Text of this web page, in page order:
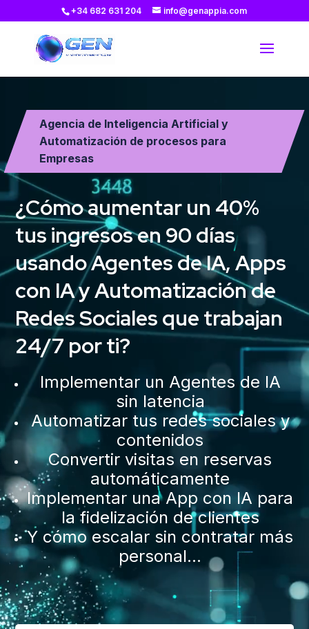
+34 682 631 204 info@genappia.com
vídeo
Agencia de Inteligencia Artificial y
Automatización de procesos para
Empresas
¿Cómo aumentar un 40%
tus ingresos en 90 días
usando Agentes de IA, Apps
con IA y Automatización de
Redes Sociales que trabajan
24/7 por ti?
Implementar un Agentes de IA
sin latencia
Automatizar tus redes sociales y
contenidos
Convertir visitas en reservas
automáticamente
Implementar una App con IA para
la fidelización de clientes
Y cómo escalar sin contratar más
personal…